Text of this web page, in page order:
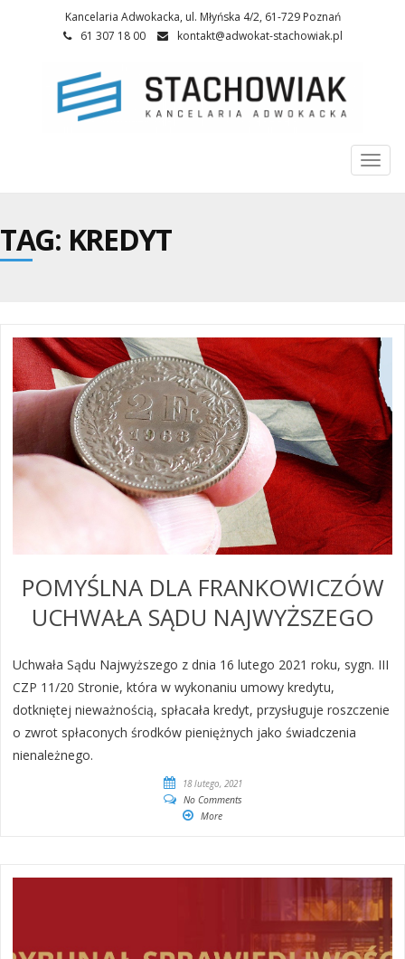
Kancelaria Adwokacka, ul. Młyńska 4/2, 61-729 Poznań
61 307 18 00
kontakt@adwokat-stachowiak.pl
TAG: KREDYT
POMYŚLNA DLA FRANKOWICZÓW
UCHWAŁA SĄDU NAJWYŻSZEGO
Uchwała Sądu Najwyższego z dnia 16 lutego 2021 roku, sygn. III
CZP 11/20 Stronie, która w wykonaniu umowy kredytu,
dotkniętej nieważnością, spłacała kredyt, przysługuje roszczenie
o zwrot spłaconych środków pieniężnych jako świadczenia
nienależnego.
18 lutego, 2021
No Comments
More